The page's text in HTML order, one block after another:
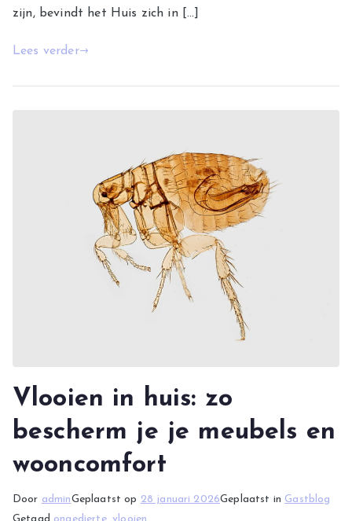
zijn, bevindt het Huis zich in […]
Lees verder
Vlooien in huis: zo
bescherm je je meubels en
wooncomfort
Door adminGeplaatst op 28 januari 2026Geplaatst in Gastblog